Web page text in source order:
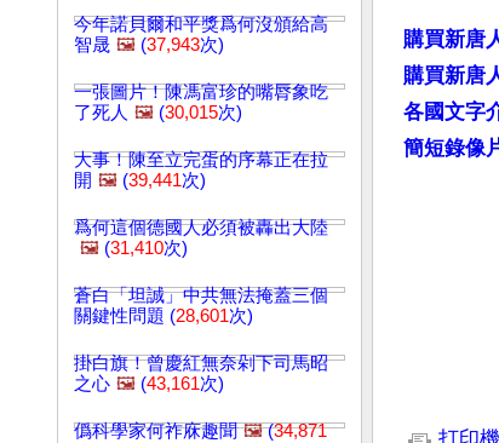
今年諾貝爾和平獎爲何沒頒給高
智晟 🖼️ (37,943次)
一張圖片！陳馮富珍的嘴脣象吃
了死人 🖼️ (30,015次)
大事！陳至立完蛋的序幕正在拉
開 🖼️ (39,441次)
爲何這個德國人必須被轟出大陸
🖼️ (31,410次)
蒼白「坦誠」中共無法掩蓋三個
關鍵性問題 (28,601次)
掛白旗！曾慶紅無奈剁下司馬昭
之心 🖼️ (43,161次)
僞科學家何祚庥趣聞 🖼️(34,871
購買新唐
購買新唐
各國文字
簡短錄像